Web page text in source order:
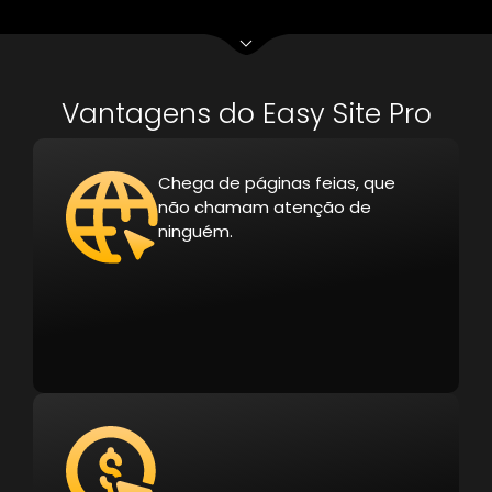
Vantagens do Easy Site Pro
Chega de páginas feias, que
não chamam atenção de
ninguém.